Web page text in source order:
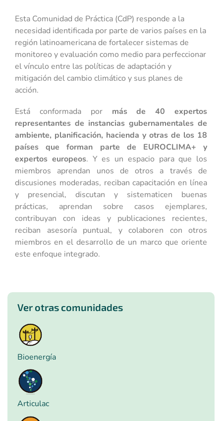
Esta Comunidad de Práctica (CdP) responde a la
necesidad identificada por parte de varios países en la
región latinoamericana de fortalecer sistemas de
monitoreo y evaluación como medio para perfeccionar
el vínculo entre las políticas de adaptación y
mitigación del cambio climático y sus planes de
acción.
Está conformada por más de 40 expertos
representantes de instancias gubernamentales de
ambiente, planificación, hacienda y otras de los 18
países que forman parte de EUROCLIMA+ y
expertos europeos. Y es un espacio para que los
miembros aprendan unos de otros a través de
discusiones moderadas, reciban capacitación en línea
y presencial, discutan y sistematicen buenas
prácticas, aprendan sobre casos ejemplares,
contribuyan con ideas y publicaciones recientes,
reciban asesoría puntual, y colaboren con otros
miembros en el desarrollo de un marco que oriente
este enfoque integrado.
Ver otras comunidades
Bioenergía
Articulac